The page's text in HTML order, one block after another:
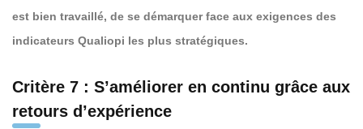
est bien travaillé, de se démarquer face aux exigences des
indicateurs Qualiopi les plus stratégiques.
Critère 7 : S’améliorer en continu grâce aux
retours d’expérience